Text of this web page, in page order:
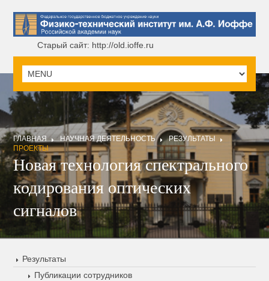
Старый сайт: http://old.ioffe.ru
ГЛАВНАЯ НАУЧНАЯ ДЕЯТЕЛЬНОСТЬ
РЕЗУЛЬТАТЫ
ПРОЕКТЫ
Новая технология спектрального
кодирования оптических
сигналов
Результаты
Публикации сотрудников